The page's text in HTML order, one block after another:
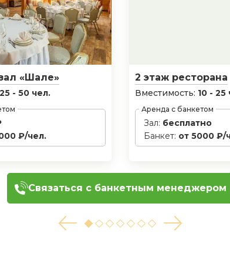
«Шале»
25 - 50 чел.
₽/чел.
2 этаж ресторана
Вместимость: 10 - 25
Аренда с банкетом
Зал: бесплатно
Банкет: от 5000 ₽/
Связаться с банкетным менеджером